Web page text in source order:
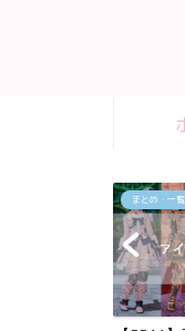
まとめ・一覧